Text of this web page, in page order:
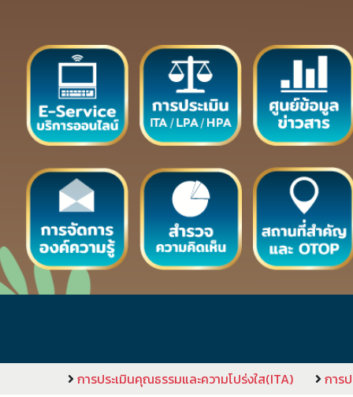
การประเมินคุณธรรมและความโปร่งใส(ITA) การ